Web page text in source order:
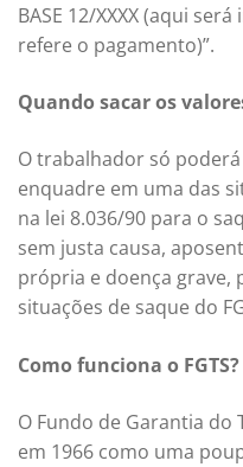
BASE 12/XXXX (aqui
refere o pagamento)”.
Quando sacar os
O trabalhador só
enquadre em uma das
na lei 8.036/90 para o
sem justa causa,
própria e doença grave,
situações de saque do
Como funciona o FGTS?
O Fundo de Garantia do
em 1966 como uma